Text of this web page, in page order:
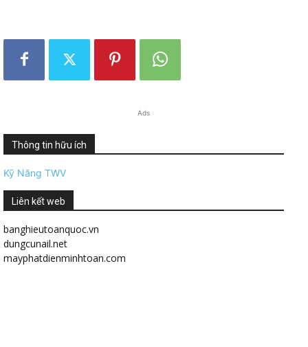
Ads
Thông tin hữu ích
Kỹ Năng TWV
Liên kết web
banghieutoanquoc.vn
dungcunail.net
mayphatdienminhtoan.com